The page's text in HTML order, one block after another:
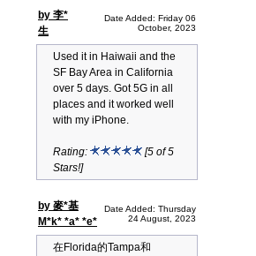
by 李*
生
Date Added: Friday 06
October, 2023
Used it in Haiwaii and the
SF Bay Area in California
over 5 days. Got 5G in all
places and it worked well
with my iPhone.
Rating:
[5 of 5
Stars!]
by 麥*基
M*k* *a* *e*
Date Added: Thursday
24 August, 2023
在Florida的Tampa和